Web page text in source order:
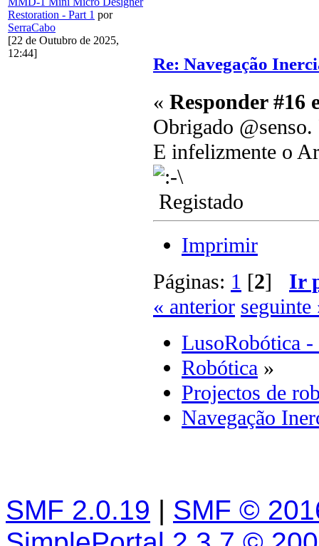
Restoration - Part 1 por
SerraCabo
[22 de Outubro de 2025,
12:44]
Re: Navegação
« Responder #16
Obrigado
E infelizmente o
Registado
Imprimir
Páginas: 1 [2] Ir
« anterior seguinte
LusoRobótica -
Robótica »
Projectos de
Navegação
SMF 2.0.19 | SMF ©